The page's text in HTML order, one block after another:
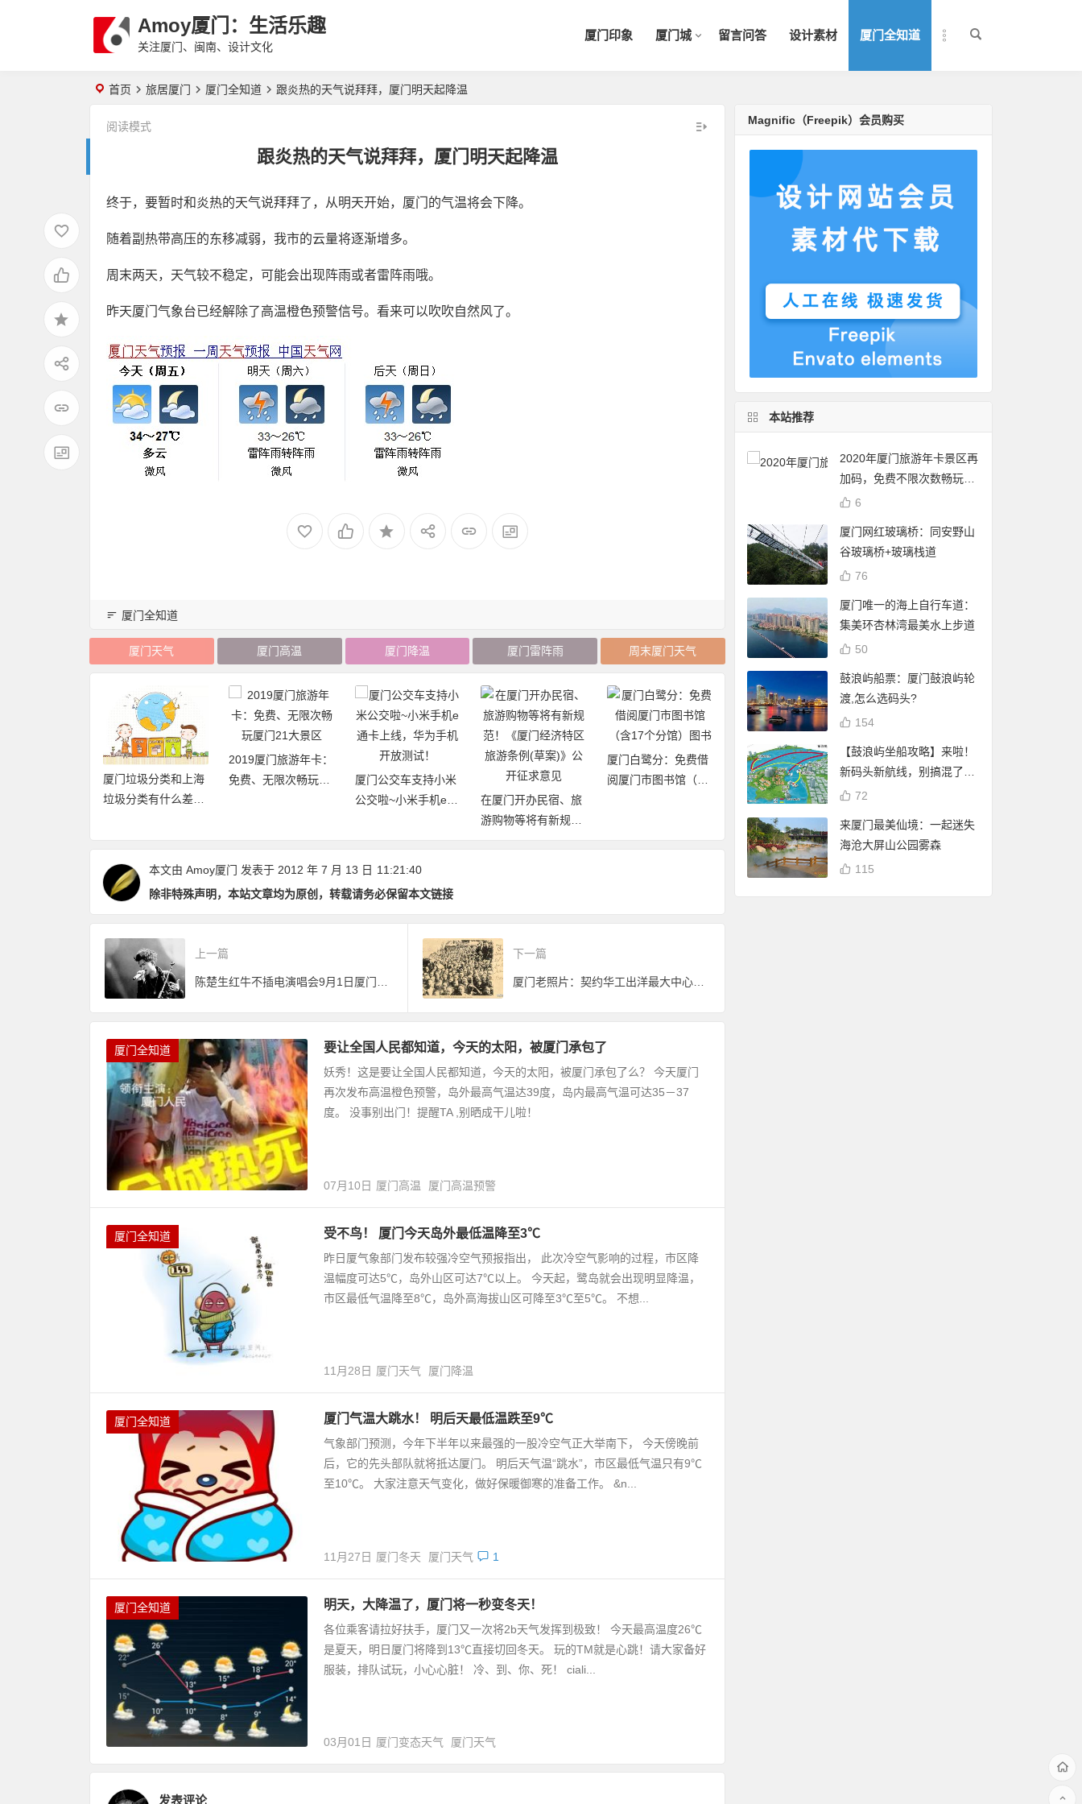
Amoy厦门：生活乐趣
关注厦门、闽南、设计文化
厦门印象 厦门城 留言问答 设计素材 厦门全知道
首页 旅居厦门 厦门全知道 跟炎热的天气说拜拜，厦门明天起降温
跟炎热的天气说拜拜，厦门明天起降温
阅读模式
终于，要暂时和炎热的天气说拜拜了，从明天开始，厦门的气温将会下降。
随着副热带高压的东移减弱，我市的云量将逐渐增多。
周末两天，天气较不稳定，可能会出现阵雨或者雷阵雨哦。
昨天厦门气象台已经解除了高温橙色预警信号。看来可以吹吹自然风了。
厦门全知道
厦门天气 厦门高温 厦门降温 厦门雷阵雨 周末厦门天气
厦门垃圾分类和上海
垃圾分类有什么差异
2019厦门旅游年卡：
免费、无限次畅玩厦
厦门公交车支持小米
公交啦~小米手机e通
放测试！
在厦门开办民宿、旅
游购物等将有新规
范！《厦门经济特区
厦门白鹭分：免费借
阅厦门市图书馆（含
谢霆锋 潘玮柏现身厦
门八市买海鲜 将于杏
林202大排档录制节
厦门白鹭分查询：可
享免费停车、借书、
自行车骑行
本文由 Amoy厦门 发表于 2012 年 7 月 13 日 11:21:40
除非特殊声明，本站文章均为原创，转载请务必保留本文链接
上一篇 下一篇
厦门老照片：契约华工出洋最大中心之一
厦门全知道 要让全国人民都知道，今天的太阳，被厦门承包了
妖秀！这是要让全国人民都知道，今天的太阳，被厦门承包了么？ 今天厦门
再次发布高温橙色预警，岛外最高气温达39度，岛内最高气温可达35－37
度。 没事别出门！提醒TA ,别晒成干儿啦！
07月10日 厦门高温 厦门高温预警
厦门全知道 受不鸟！ 厦门今天岛外最低温降至3℃
昨日厦气象部门发布较强冷空气预报指出， 此次冷空气影响的过程，市区降
温幅度可达5℃，岛外山区可达7℃以上。 今天起，鹭岛就会出现明显降温，
市区最低气温降至8℃，岛外高海拔山区可降至3℃至5℃。 不想...
11月28日 厦门天气 厦门降温
厦门全知道 厦门气温大跳水！ 明后天最低温跌至9℃
气象部门预测，今年下半年以来最强的一股冷空气正大举南下， 今天傍晚前
后，它的先头部队就将抵达厦门。 明后天气温“跳水”，市区最低气温只有9℃
至10℃。 大家注意天气变化，做好保暖御寒的准备工作。 &n...
11月27日 厦门冬天 厦门天气 1
厦门全知道 明天，大降温了，厦门将一秒变冬天！
各位乘客请拉好扶手，厦门又一次将2b天气发挥到极致！ 今天最高温度26℃
是夏天，明日厦门将降到13℃直接切回冬天。 玩的TM就是心跳！请大家备好
服装，排队试玩，小心心脏！ 冷、到、你、死！ ciali...
03月01日 厦门变态天气 厦门天气
发表评论
Magnific（Freepik）会员购买
本站推荐
2020年厦门旅游年卡景区再
加码，免费不限次数畅玩24
个景点
6
厦门网红玻璃桥：同安野山
谷玻璃桥+玻璃栈道
76
厦门唯一的海上自行车道：
集美环杏林湾最美水上步道
50
鼓浪屿船票：厦门鼓浪屿轮
渡,怎么选码头?
154
【鼓浪屿坐船攻略】来啦！
新码头新航线，别搞混了
哦！72
来厦门最美仙境：一起迷失
海沧大屏山公园雾森
115